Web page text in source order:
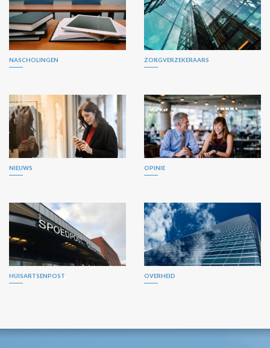
NASCHOLINGEN ZORGVERZEKERAARS
NIEUWS OPINIE
HUISARTSENPOST OVERHEID